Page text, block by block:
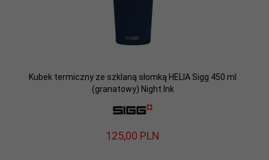
Kubek termiczny ze szklaną słomką HELIA Sigg 450 ml
(granatowy) Night Ink
125,00 PLN